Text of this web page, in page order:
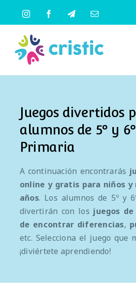
contenido
InstagramFacebookTelegramCorreo
Juegos divertidos
alumnos de 5º y
Primaria
A continuación encontrarás
online y gratis para niños y
años. Los alumnos de 5º y
divertirán con los juegos
de encontrar diferencias,
etc. Selecciona el juego que
¡diviértete aprendiendo!